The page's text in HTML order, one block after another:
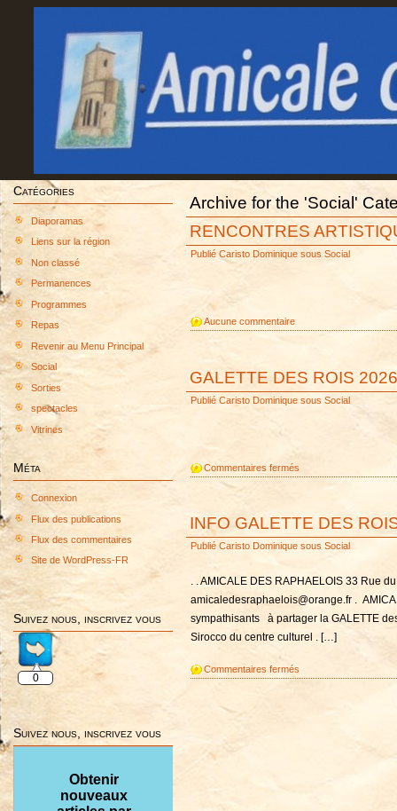
Catégories
Diaporamas
Liens sur la région
Non classé
Permanences
Programmes
Repas
Revenir au Menu Principal
Social
Sorties
spectacles
Vitrines
Méta
Connexion
Flux des publications
Flux des commentaires
Site de WordPress-FR
Suivez nous, inscrivez vous
0
Suivez nous, inscrivez vous
Obtenir
nouveaux
Archive for the 'Social'
RENCONTRES
Publié Caristo Dominique sous Social
Aucune commentaire
GALETTE DES ROIS 2026
Publié Caristo Dominique sous Social
Commentaires fermés
ROIS
INFO GALETTE DES
Publié Caristo Dominique sous Social
. . AMICALE DES RAPHAELOIS 33 Rue
amicaledesraphaelois@orange.fr .
sympathisants à partager la GALETTE
Sirocco du centre culturel . […]
Commentaires fermés